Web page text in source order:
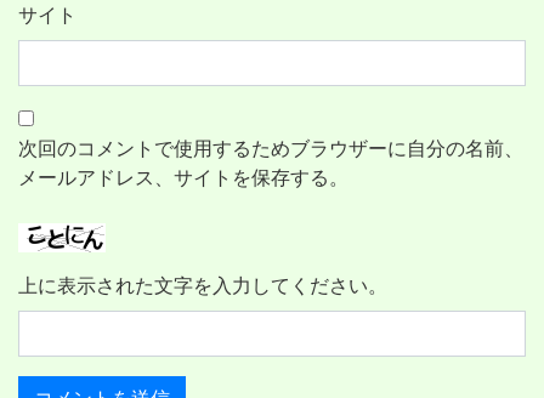
サイト
次回のコメントで使用するためブラウザーに自分の名前、
メールアドレス、サイトを保存する。
上に表示された文字を入力してください。